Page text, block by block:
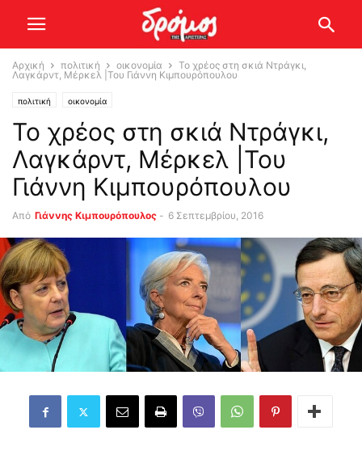
Αρχική πολιτική οικονομία
Το χρέος στη σκιά Ντράγκι,
Λαγκάρντ, Μέρκελ |Του Γιάννη Κιμπουρόπουλου
πολιτική οικονομία
Το χρέος στη σκιά Ντράγκι,
Λαγκάρντ, Μέρκελ |Του
Γιάννη Κιμπουρόπουλου
Από Γιάννης Κιμπουρόπουλος - 6 Σεπτεμβρίου, 2016